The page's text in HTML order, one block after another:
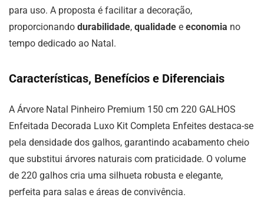
para uso. A proposta é facilitar a decoração,
proporcionando durabilidade, qualidade e economia no
tempo dedicado ao Natal.
Características, Benefícios e Diferenciais
A Árvore Natal Pinheiro Premium 150 cm 220 GALHOS
Enfeitada Decorada Luxo Kit Completa Enfeites destaca-se
pela densidade dos galhos, garantindo acabamento cheio
que substitui árvores naturais com praticidade. O volume
de 220 galhos cria uma silhueta robusta e elegante,
perfeita para salas e áreas de convivência.